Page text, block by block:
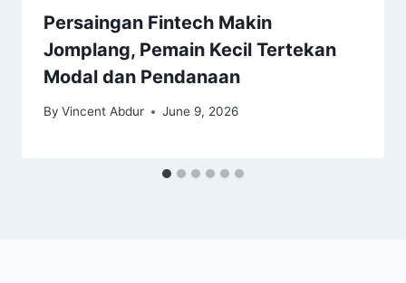
Persaingan Fintech Makin
Jomplang, Pemain Kecil Tertekan
Modal dan Pendanaan
By Vincent Abdur June 9, 2026